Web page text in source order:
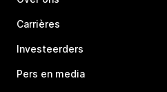
Carrières
Investeerders
Pers en media